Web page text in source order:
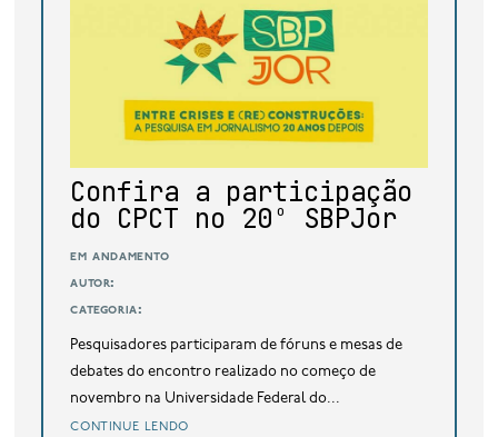
editorial
base de dados
publicações na mídia
Confira a participação
do CPCT no 20º SBPJor
em andamento
autor:
categoria:
Pesquisadores participaram de fóruns e mesas de
debates do encontro realizado no começo de
novembro na Universidade Federal do...
continue lendo